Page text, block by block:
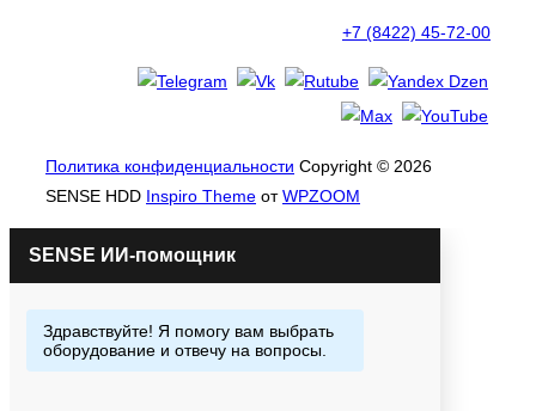
Закажи или спроси меня!!!
+7 (8422) 45-72-00
Политика конфиденциальности Copyright © 2026
SENSE HDD Inspiro Theme отWPZOOM